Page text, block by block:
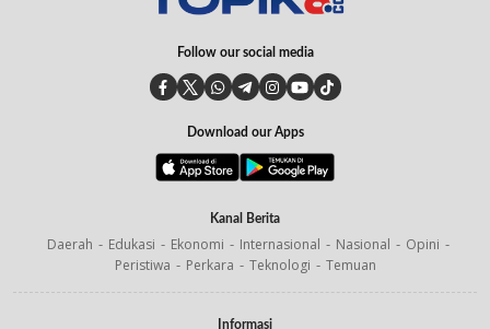
Follow our social media
Download our Apps
Kanal Berita
Daerah Edukasi Ekonomi Internasional Nasional
Opini
Peristiwa
Perkara Teknologi Temuan
Informasi